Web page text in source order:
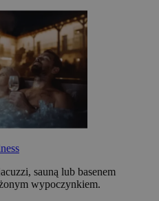
sauną lub basenem
wypoczynkiem.